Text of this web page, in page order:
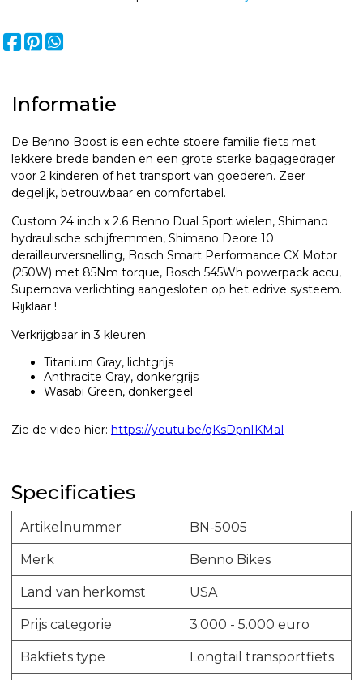
Informatie
De Benno Boost is een echte stoere familie fiets met
lekkere brede banden en een grote sterke bagagedrager
voor 2 kinderen of het transport van goederen. Zeer
degelijk, betrouwbaar en comfortabel.
Custom 24 inch x 2.6 Benno Dual Sport wielen, Shimano
hydraulische schijfremmen, Shimano Deore 10
derailleurversnelling, Bosch Smart Performance CX Motor
(250W) met 85Nm torque, Bosch 545Wh powerpack accu,
Supernova verlichting aangesloten op het edrive systeem.
Rijklaar !
Verkrijgbaar in 3 kleuren:
Titanium Gray, lichtgrijs
Anthracite Gray, donkergrijs
Wasabi Green, donkergeel
Zie de video hier: https://youtu.be/qKsDpnIKMaI
Specificaties
Artikelnummer BN-5005
Merk Benno Bikes
Land van herkomst USA
Prijs categorie 3.000 - 5.000 euro
Bakfiets type Longtail transportfiets